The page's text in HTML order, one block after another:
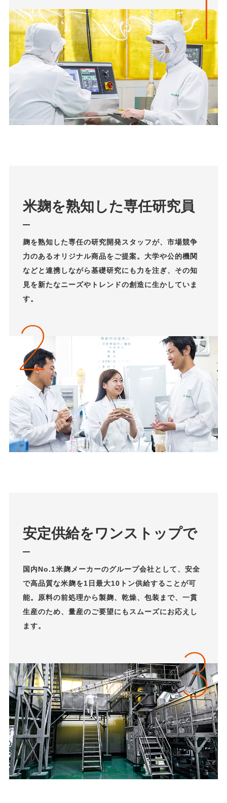
米麹を熟知した専任研究員
麹を熟知した専任の研究開発スタッフが、市場競争
力のあるオリジナル商品をご提案。大学や公的機関
などと連携しながら基礎研究にも力を注ぎ、その知
見を新たなニーズやトレンドの創造に生かしていま
す。
安定供給をワンストップで
国内No.1米麹メーカーのグループ会社として、安全
で高品質な米麹を1日最大10トン供給することが可
能。原料の前処理から製麹、乾燥、包装まで、一貫
生産のため、量産のご要望にもスムーズにお応えし
ます。